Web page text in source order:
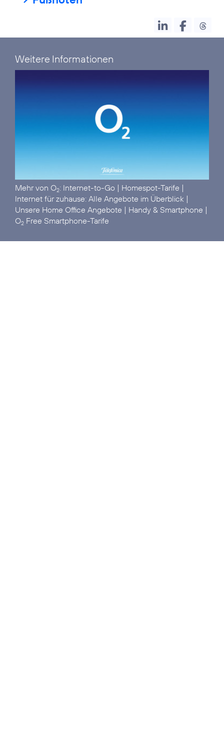
Weitere Informationen
Mehr von O2: Internet-to-Go | Homespot-Tarife |
Internet für zuhause: Alle Angebote im Überblick |
Unsere Home Office Angebote | Handy & Smartphone |
O2 Free Smartphone-Tarife